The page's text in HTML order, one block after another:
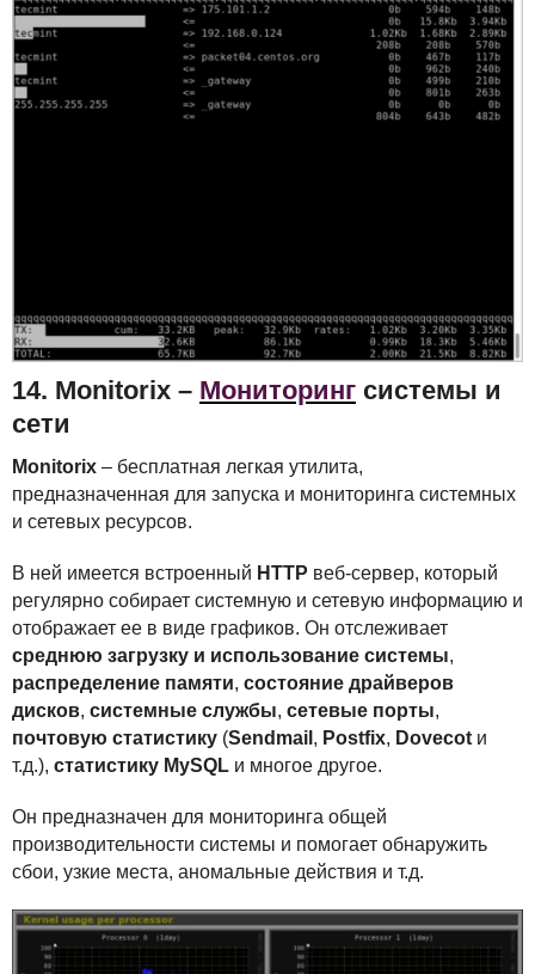
14. Monitorix – Мониторинг системы и
сети
Monitorix – бесплатная легкая утилита,
предназначенная для запуска и мониторинга системных
и сетевых ресурсов.
В ней имеется встроенный HTTP веб-сервер, который
регулярно собирает системную и сетевую информацию и
отображает ее в виде графиков. Он отслеживает
среднюю загрузку и использование системы,
распределение памяти, состояние драйверов
дисков, системные службы, сетевые порты,
почтовую статистику (Sendmail , Postfix, Dovecot и
т.д.), статистику MySQL и многое другое.
Он предназначен для мониторинга общей
производительности системы и помогает обнаружить
сбои, узкие места, аномальные действия и т.д.